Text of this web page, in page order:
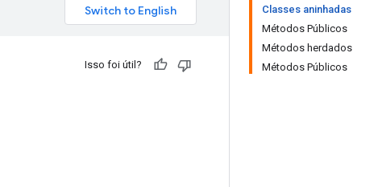
Classes aninhadas
Métodos Públicos
Métodos herdados
Métodos Públicos
Isso foi útil?